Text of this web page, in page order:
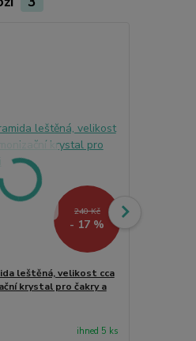
240 Kč
- 17 %
leštěná, velikost cca
krystal pro čakry a
ihned 5 ks